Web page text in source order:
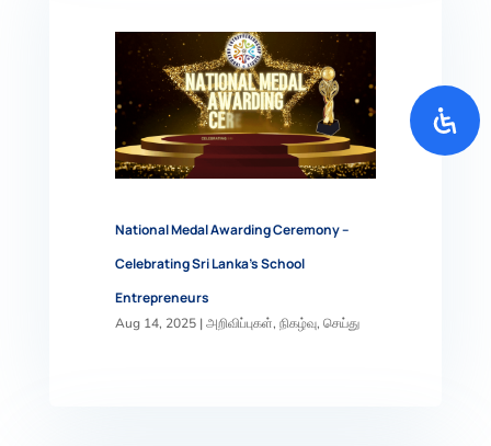
National Medal Awarding Ceremony –
Celebrating Sri Lanka’s School
Entrepreneurs
Aug 14, 2025|அறிவிப்புகள், நிகழ்வு, செய்து